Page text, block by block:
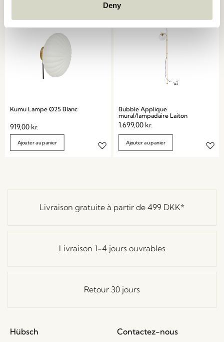
Deny
Kumu Lampe Ø25 Blanc
919,00 kr.
Ajouter au panier
Bubble Applique
mural/lampadaire Laiton
1.699,00 kr.
Ajouter au panier
Livraison gratuite à partir de 499 DKK*
Livraison 1-4 jours ouvrables
Retour 30 jours
Hübsch
Contactez-nous